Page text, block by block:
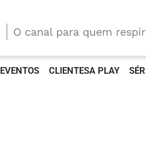
O canal para quem
EVENTOS CLIENTESA PLAY